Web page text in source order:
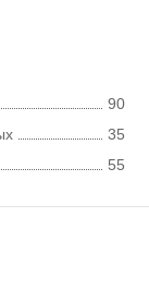
90
35
55